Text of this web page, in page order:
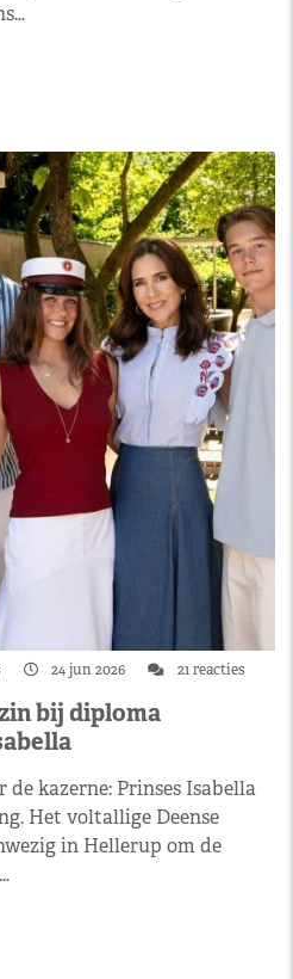
24 jun 2026 21 reacties
bij diploma
kazerne: Prinses Isabella
Het voltallige Deense
in Hellerup om de